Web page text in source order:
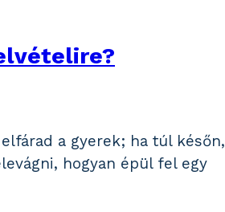
a gyerek; ha túl későn,
hogyan épül fel egy